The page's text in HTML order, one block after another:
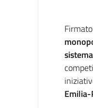
Emilia-